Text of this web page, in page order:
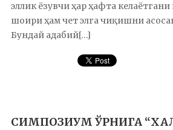
эллик ёзувчи ҳар ҳафта
шоири ҳам чет элга чиқишни
Бундай адабий[…]
СИМПОЗИУМ ЎРНИГА